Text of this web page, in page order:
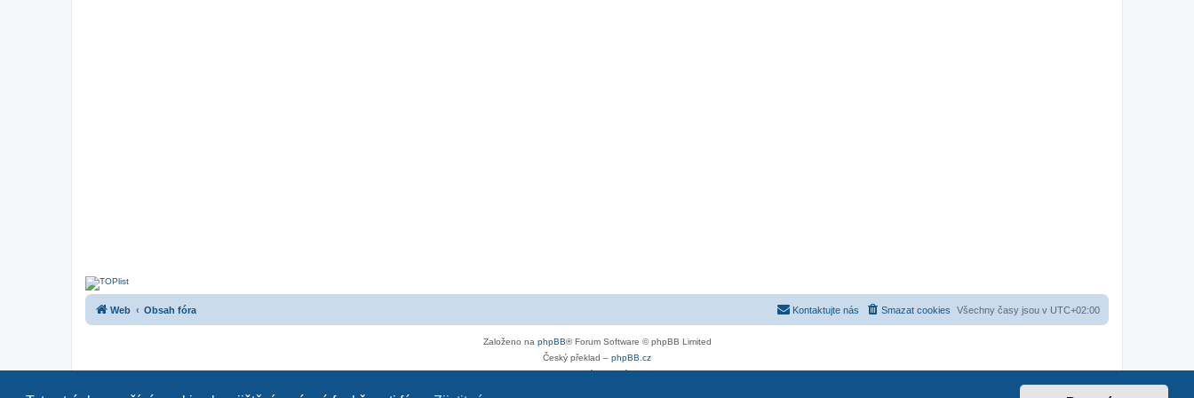
Web Obsah fóra Všechny časy jsou v UTC+02:00
Smazat cookies
Kontaktujte nás
Založeno na phpBB® Forum Software © phpBB Limited
Český překlad – phpBB.cz
Soukromí|Podmínky